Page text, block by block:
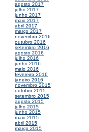
agosto 2017
julho 2017
junho 2017
maio 2017
abril 2017
março 2017
novembro 2016
outubro 2016
setembro 2016
agosto 2016
julho 2016
junho 2016
maio 2016
fevereiro 2016
janeiro 2016
novembro 2015
outubro 2015
setembro 2015
agosto 2015
julho 2015
junho 2015
maio 2015
abril 2015
março 2015